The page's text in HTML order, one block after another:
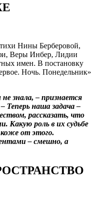
Нины Берберовой,
Веры Инбер, Лидии
имен. В постановку
Ночь. Понедельник»
знала, – признается
Теперь наша задача –
рассказать, что
Какую роль в их судьбе
от этого.
– смешно, а